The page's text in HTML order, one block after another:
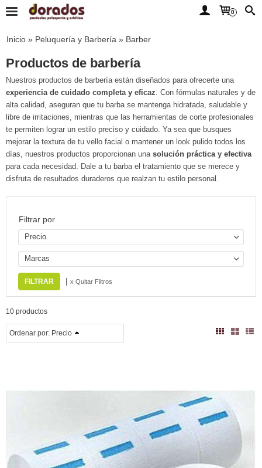
0
Inicio » Peluquería y Barbería » Barber
Productos de barbería
Nuestros productos de barbería están diseñados para ofrecerte una
experiencia de cuidado completa y eficaz. Con fórmulas naturales y de
alta calidad, aseguran que tu barba se mantenga hidratada, saludable y
libre de irritaciones, mientras que las herramientas de corte profesionales
te permiten lograr un estilo preciso y cuidado. Ya sea que busques
mejorar la textura de tu vello facial o mantener un look pulido todos los
días, nuestros productos proporcionan una solución práctica y efectiva
para cada necesidad. Dale a tu barba el tratamiento que se merece y
disfruta de resultados duraderos que realzan tu estilo personal.
Filtrar por
Precio
Marcas
| x Quitar Filtros
10 productos
Ordenar por: Precio